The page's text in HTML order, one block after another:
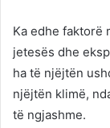
Ka edhe faktorë
jetesës dhe
ha të njëjtën
njëjtën klimë,
të ngjashme.